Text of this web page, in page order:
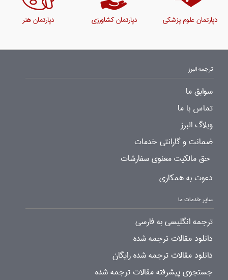
دپارتمان علوم پزشکی دپارتمان کشاورزی دپارتمان هنر
ترجمه البرز
سوابق ما
تماس با ما
وبلاگ البرز
ضمانت و گارانتی خدمات
حق مالکیت معنوی سفارشات
دعوت به همکاری
سایر خدمات ما
ترجمه انگلیسی به فارسی
دانلود مقالات ترجمه شده
دانلود مقالات ترجمه شده رایگان
جستجوی پیشرفته مقالات ترجمه شده